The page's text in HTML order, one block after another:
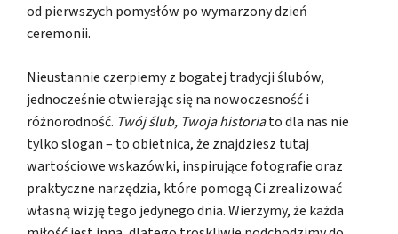
od pierwszych pomysłów po wymarzony dzień
ceremonii.
Nieustannie czerpiemy z bogatej tradycji ślubów,
jednocześnie otwierając się na nowoczesność i
różnorodność. Twój ślub, Twoja historiato dla nas nie
tylko slogan – to obietnica, że znajdziesz tutaj
wartościowe wskazówki, inspirujące fotografie oraz
praktyczne narzędzia, które pomogą Ci zrealizować
własną wizję tego jedynego dnia. Wierzymy, że każda